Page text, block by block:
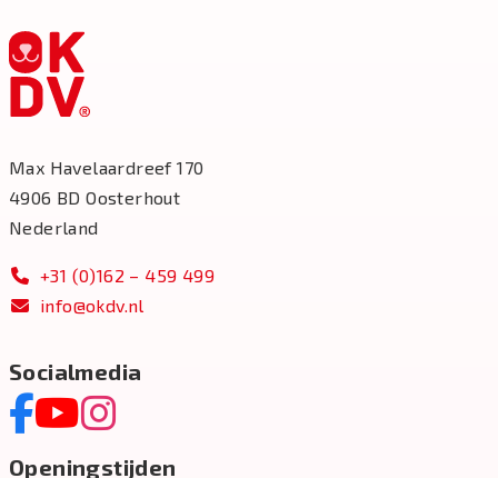
Max Havelaardreef 170
4906 BD Oosterhout
Nederland
+31 (0)162 – 459 499
info@okdv.nl
Socialmedia
Openingstijden